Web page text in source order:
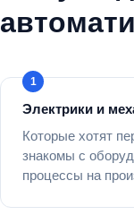
Электрики и
Которые хотят
знакомы с
процессы на